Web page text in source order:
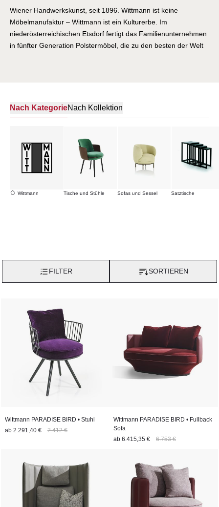
Wiener Handwerkskunst, seit 1896. Wittmann ist keine
Möbelmanufaktur – Wittmann ist ein Kulturerbe. Im
niederösterreichischen Etsdorf fertigt das Familienunternehmen
in fünfter Generation Polstermöbel, die zu den besten der Welt
Hoffmann, die Visionen von Adolf Loos – Klassiker, die hier noch
Sebastian Herkner, Luca Nichetto und Paolo Piva haben das
Erbe weitergeschrieben, mit Möbeln, die Tradition und
Gegenwart verbinden. Feinstes Leder, erlesene Stoffe,
Konstruktionen, die Jahrzehnte überdauern. Wittmann steht für
Nach KategorieNach Kollektion
Wittmann Tische und Stühle Sofas und Sessel Satztische
FILTER SORTIEREN
Wittmann PARADISE BIRD • Stuhl
ab 2.291,40 € 2.412 €
Wittmann PARADISE BIRD • Fullback
Sofa
ab 6.415,35 € 6.753 €